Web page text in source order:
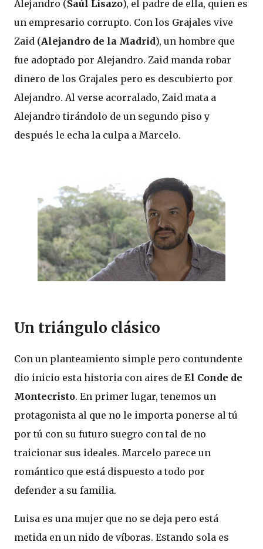
Alejandro (Saúl Lisazo), el padre de ella, quien es
un empresario corrupto. Con los Grajales vive
Zaid (Alejandro de la Madrid), un hombre que
fue adoptado por Alejandro. Zaid manda robar
dinero de los Grajales pero es descubierto por
Alejandro. Al verse acorralado, Zaid mata a
Alejandro tirándolo de un segundo piso y
después le echa la culpa a Marcelo.
Un triángulo clásico
Con un planteamiento simple pero contundente
dio inicio esta historia con aires de El Conde de
Montecristo. En primer lugar, tenemos un
protagonista al que no le importa ponerse al tú
por tú con su futuro suegro con tal de no
traicionar sus ideales. Marcelo parece un
romántico que está dispuesto a todo por
defender a su familia.
Luisa es una mujer que no se deja pero está
metida en un nido de víboras. Estando sola es